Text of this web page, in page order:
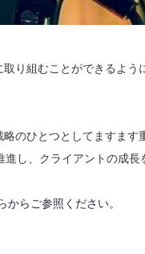
り組むことができるよ
のひとつとしてますま
し、クライアントの成長
らご参照ください。